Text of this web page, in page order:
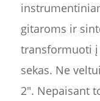
gitaroms ir
transformuoti
sekas. Ne
2". Nepaisant